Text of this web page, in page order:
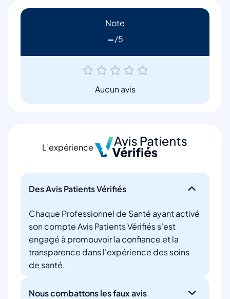
Note
-
Aucun avis
L’expérience
Des Avis Patients Vérifiés
Chaque Professionnel de Santé ayant activé
son compte Avis Patients Vérifiés s'est
engagé à promouvoir la confiance et la
transparence dans l'expérience des soins
de santé.
Nous combattons les faux avis